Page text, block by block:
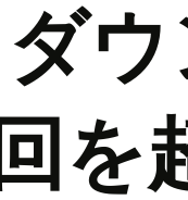
ダ
回を